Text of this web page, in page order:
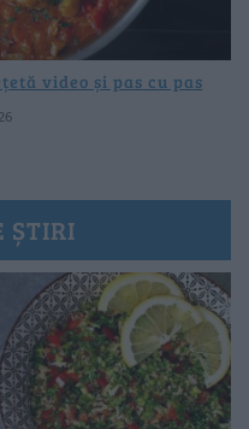
video și pas cu pas
ȘTIRI